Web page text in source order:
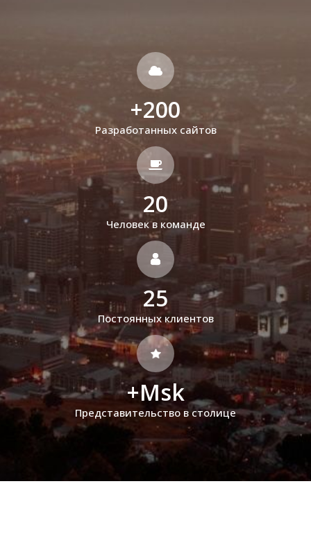
+200
Разработанных сайтов
20
Человек в команде
25
Постоянных клиентов
+Msk
Представительство в столице